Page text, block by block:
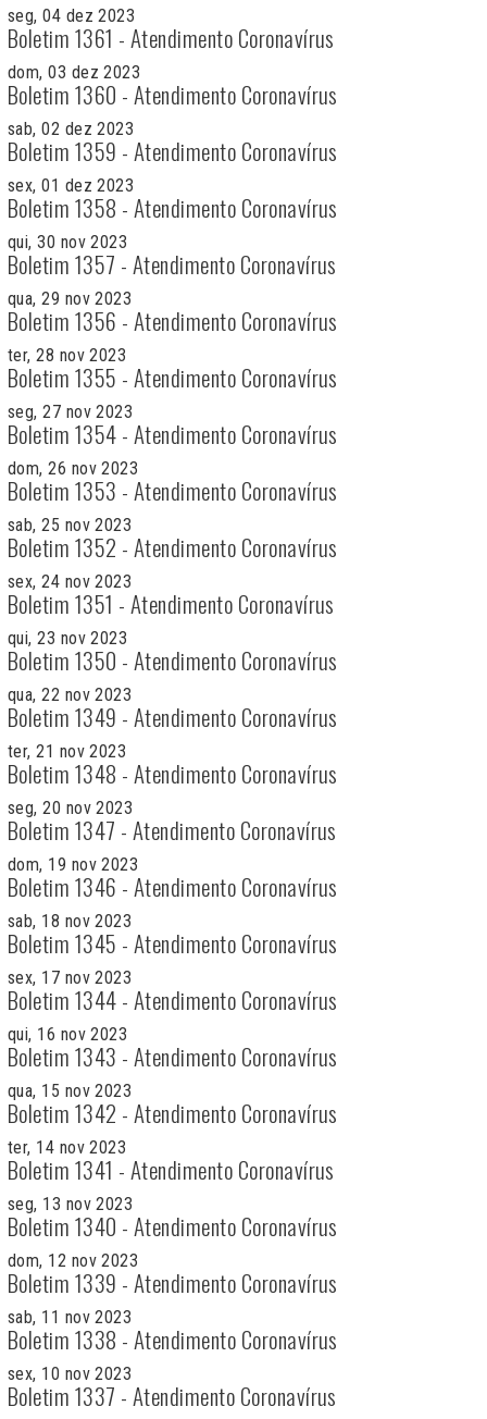
seg, 04 dez 2023
Boletim 1361 - Atendimento Coronavírus
dom, 03 dez 2023
Boletim 1360 - Atendimento Coronavírus
sab, 02 dez 2023
Boletim 1359 - Atendimento Coronavírus
sex, 01 dez 2023
Boletim 1358 - Atendimento Coronavírus
qui, 30 nov 2023
Boletim 1357 - Atendimento Coronavírus
qua, 29 nov 2023
Boletim 1356 - Atendimento Coronavírus
ter, 28 nov 2023
Boletim 1355 - Atendimento Coronavírus
seg, 27 nov 2023
Boletim 1354 - Atendimento Coronavírus
dom, 26 nov 2023
Boletim 1353 - Atendimento Coronavírus
sab, 25 nov 2023
Boletim 1352 - Atendimento Coronavírus
sex, 24 nov 2023
Boletim 1351 - Atendimento Coronavírus
qui, 23 nov 2023
Boletim 1350 - Atendimento Coronavírus
qua, 22 nov 2023
Boletim 1349 - Atendimento Coronavírus
ter, 21 nov 2023
Boletim 1348 - Atendimento Coronavírus
seg, 20 nov 2023
Boletim 1347 - Atendimento Coronavírus
dom, 19 nov 2023
Boletim 1346 - Atendimento Coronavírus
sab, 18 nov 2023
Boletim 1345 - Atendimento Coronavírus
sex, 17 nov 2023
Boletim 1344 - Atendimento Coronavírus
qui, 16 nov 2023
Boletim 1343 - Atendimento Coronavírus
qua, 15 nov 2023
Boletim 1342 - Atendimento Coronavírus
ter, 14 nov 2023
Boletim 1341 - Atendimento Coronavírus
seg, 13 nov 2023
Boletim 1340 - Atendimento Coronavírus
dom, 12 nov 2023
Boletim 1339 - Atendimento Coronavírus
sab, 11 nov 2023
Boletim 1338 - Atendimento Coronavírus
sex, 10 nov 2023
Boletim 1337 - Atendimento Coronavírus